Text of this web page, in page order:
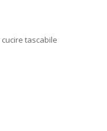
tascabile